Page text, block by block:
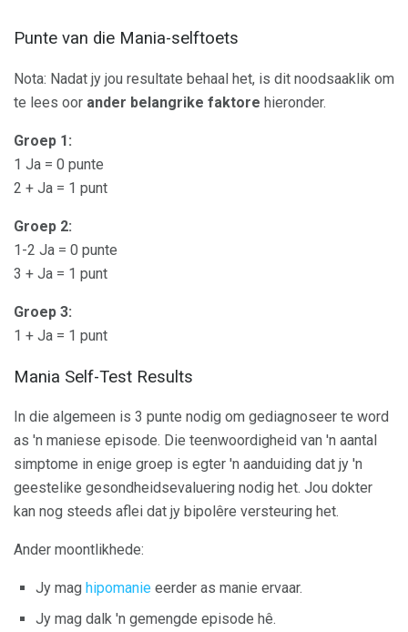
Punte van die Mania-selftoets
Nota: Nadat jy jou resultate behaal het, is dit noodsaaklik om
te lees oor ander belangrike faktore hieronder.
Groep 1:
1 Ja = 0 punte
2 + Ja = 1 punt
Groep 2:
1-2 Ja = 0 punte
3 + Ja = 1 punt
Groep 3:
1 + Ja = 1 punt
Mania Self-Test Results
In die algemeen is 3 punte nodig om gediagnoseer te word
as 'n maniese episode. Die teenwoordigheid van 'n aantal
simptome in enige groep is egter 'n aanduiding dat jy 'n
geestelike gesondheidsevaluering nodig het. Jou dokter
kan nog steeds aflei dat jy bipolêre versteuring het.
Ander moontlikhede:
Jy mag hipomanie eerder as manie ervaar.
Jy mag dalk 'n gemengde episode hê.